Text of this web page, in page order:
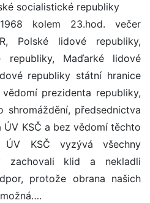
socialistické republiky
kolem 23.hod. večer
Polské lidové republiky,
republiky, Maďarké lidové
republiky státní hranice
prezidenta republiky,
shromáždění, předsednictva
KSČ a bez vědomí těchto
ÚV KSČ vyzývá všechny
zachovali klid a nekladli
protože obrana našich